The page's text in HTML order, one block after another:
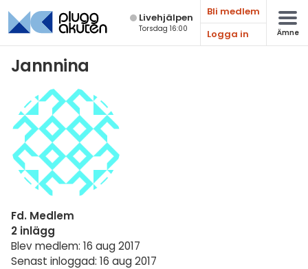
Live­hjälpen
Torsdag 16:00
Bli medlem
Logga in
Ämne
Jannnina
Fd. Medlem
2 inlägg
Blev medlem: 16 aug 2017
Senast inloggad: 16 aug 2017
Matematik
Engelska